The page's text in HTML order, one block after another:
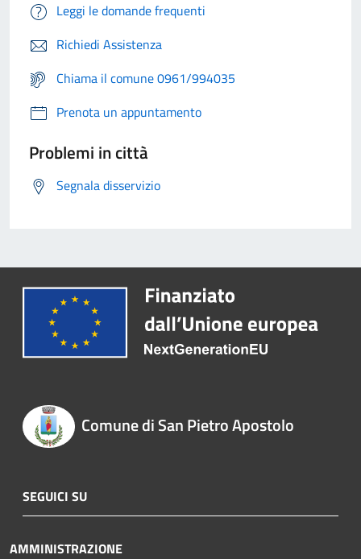
Leggi le domande frequenti
Richiedi Assistenza
Chiama il comune 0961/994035
Prenota un appuntamento
Problemi in città
Segnala disservizio
Comune di San Pietro Apostolo
SEGUICI SU
AMMINISTRAZIONE